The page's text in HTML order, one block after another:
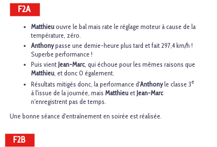
F2A
Matthieuouvre le bal mais rate le réglage moteur à cause de la
température, zéro.
Anthonypasse une demie-heure plus tard et fait 297,4 km/h !
Superbe performance !
Puis vient Jean-Marc , qui échoue pour les mêmes raisons que
Matthieu , et donc 0 également.
Résultats mitigés donc, la performance d'Anthonyle classe 3e
à l'issue de la journée, mais Matthieuet Jean-Marc
n'enregistrent pas de temps.
Une bonne séance d'entraînement en soirée est réalisée.
F2B